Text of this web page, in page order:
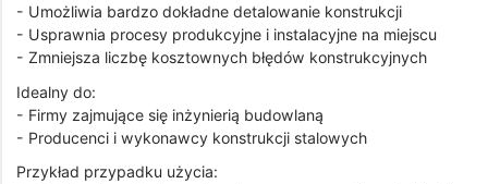
- Umożliwia bardzo dokładne detalowanie konstrukcji
- Usprawnia procesy produkcyjne i instalacyjne na miejscu
- Zmniejsza liczbę kosztownych błędów konstrukcyjnych
Idealny do:
- Firmy zajmujące się inżynierią budowlaną
- Producenci i wykonawcy konstrukcji stalowych
Przykład przypadku użycia: